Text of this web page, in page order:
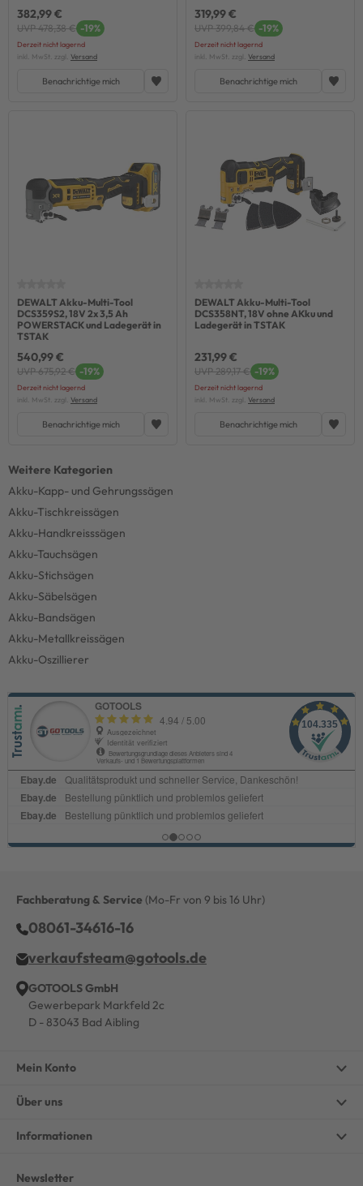
382,99 €
UVP 478,38 € -19%
Derzeit nicht lagernd
inkl. MwSt. zzgl. Versand
Benachrichtige mich
319,99 €
UVP 399,84 € -19%
Derzeit nicht lagernd
inkl. MwSt. zzgl. Versand
Benachrichtige mich
DEWALT Akku-Multi-Tool
DCS359S2, 18V 2x 3,5 Ah
POWERSTACK und Ladegerät in
TSTAK
540,99 €
UVP 675,92 € -19%
Derzeit nicht lagernd
inkl. MwSt. zzgl. Versand
Benachrichtige mich
DEWALT Akku-Multi-Tool
DCS358NT, 18V ohne AKku und
Ladegerät in TSTAK
231,99 €
UVP 289,17 € -19%
Derzeit nicht lagernd
inkl. MwSt. zzgl. Versand
Benachrichtige mich
Akku-Kapp- und Gehrungssägen
Akku-Tischkreissägen
Akku-Handkreisssägen
Akku-Tauchsägen
Akku-Stichsägen
Akku-Säbelsägen
Akku-Bandsägen
Akku-Metallkreissägen
Akku-Oszillierer
Fachberatung & Service (Mo-Fr von 9 bis 16 Uhr)
08061-34616-16
verkaufsteam@gotools.de
GOTOOLS GmbH
Gewerbepark Markfeld 2c
D - 83043 Bad Aibling
Mein Konto
Über uns
Informationen
Newsletter